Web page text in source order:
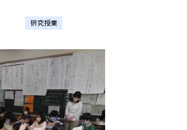
研究授業